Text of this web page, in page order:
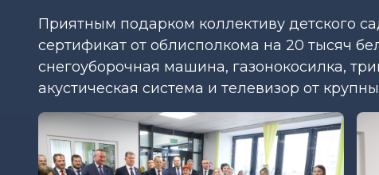
Приятным подарком коллективу детского
сертификат от облисполкома на 20 тысяч
снегоуборочная машина, газонокосилка,
акустическая система и телевизор от